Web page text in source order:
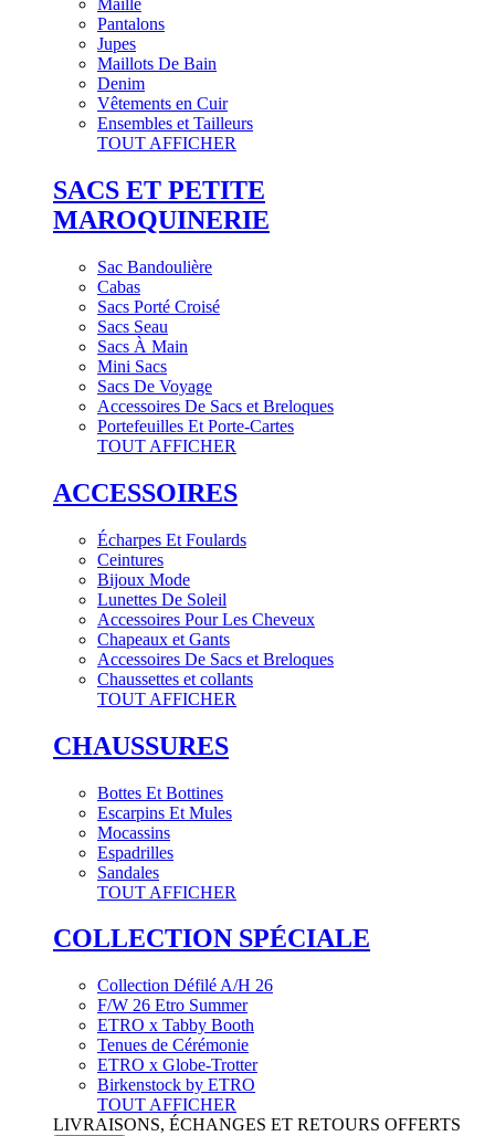
Maille
Pantalons
Jupes
Maillots De Bain
Denim
Vêtements en Cuir
Ensembles et Tailleurs
TOUT AFFICHER
SACS ET PETITE
MAROQUINERIE
Sac Bandoulière
Cabas
Sacs Porté Croisé
Sacs Seau
Sacs À Main
Mini Sacs
Sacs De Voyage
Accessoires De Sacs et Breloques
Portefeuilles Et Porte-Cartes
TOUT AFFICHER
ACCESSOIRES
Écharpes Et Foulards
Ceintures
Bijoux Mode
Lunettes De Soleil
Accessoires Pour Les Cheveux
Chapeaux et Gants
Accessoires De Sacs et Breloques
Chaussettes et collants
TOUT AFFICHER
CHAUSSURES
Bottes Et Bottines
Escarpins Et Mules
Mocassins
Espadrilles
Sandales
TOUT AFFICHER
COLLECTION SPÉCIALE
Collection Défilé A/H 26
F/W 26 Etro Summer
ETRO x Tabby Booth
Tenues de Cérémonie
ETRO x Globe-Trotter
Birkenstock by ETRO
TOUT AFFICHER
LIVRAISONS, ÉCHANGES ET RETOURS OFFERTS